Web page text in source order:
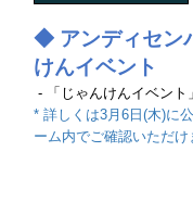
◆ アンディセン
けんイベント
- 「じゃんけんイベント
* 詳しくは3月6日(木)に
ーム内でご確認いただけ